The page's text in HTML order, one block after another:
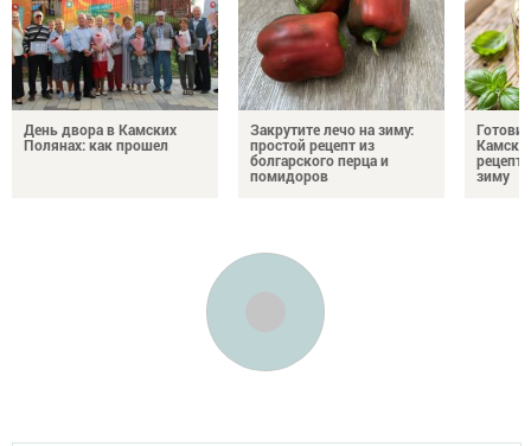
День двора в Камских
Полянах: как прошел
Закрутите лечо на зиму:
простой рецепт из
болгарского перца и
помидоров
зиму